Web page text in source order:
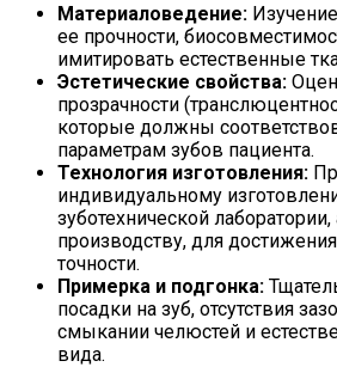
Материаловедение:
ее прочности,
имитировать естественные
Эстетические свойства:
прозрачности
которые должны
параметрам зубов пациента.
Технология изготовления:
индивидуальному
зуботехнической
производству, для
точности.
Примерка и подгонка:
посадки на зуб, отсутствия
смыкании челюстей и
вида.